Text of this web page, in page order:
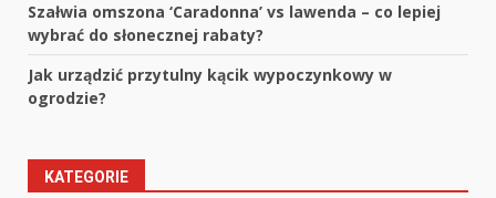
Szałwia omszona ‘Caradonna’ vs lawenda – co lepiej
wybrać do słonecznej rabaty?
Jak urządzić przytulny kącik wypoczynkowy w
ogrodzie?
KATEGORIE